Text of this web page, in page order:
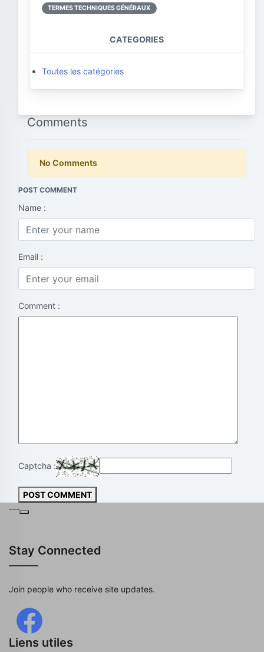
TERMES TECHNIQUES GÉNÉRAUX
CATEGORIES
Toutes les catégories
Comments
No Comments
POST COMMENT
Name :
Email :
Comment :
Captcha :
POST COMMENT
---
Stay Connected
Join people who receive site updates.
Liens utiles